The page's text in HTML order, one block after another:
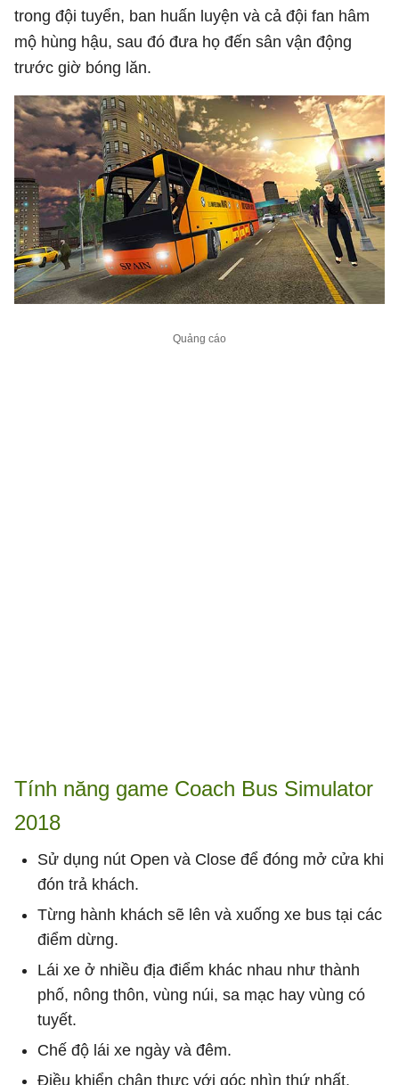
trong đội tuyển, ban huấn luyện và cả đội fan hâm
mộ hùng hậu, sau đó đưa họ đến sân vận động
trước giờ bóng lăn.
Tính năng game Coach Bus Simulator
2018
Sử dụng nút Open và Close để đóng mở cửa khi
đón trả khách.
Từng hành khách sẽ lên và xuống xe bus tại các
điểm dừng.
Lái xe ở nhiều địa điểm khác nhau như thành
phố, nông thôn, vùng núi, sa mạc hay vùng có
tuyết.
Chế độ lái xe ngày và đêm.
Điều khiển chân thực với góc nhìn thứ nhất.